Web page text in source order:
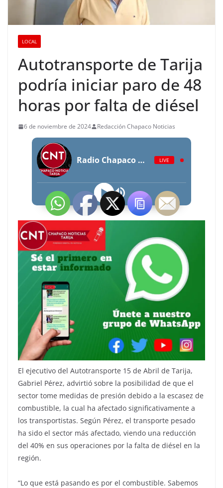
LOCAL
Autotransporte de Tarija
podría iniciar paro de 48
horas por falta de diésel
6 de noviembre de 2024 Redacción Chapaco Noticias
Radio Chapaco Noticias Las 24 horas en vivo LIVE
El ejecutivo del Autotransporte 15 de Abril de Tarija,
Gabriel Pérez, advirtió sobre la posibilidad de que el
sector tome medidas de presión debido a la escasez de
combustible, la cual ha afectado significativamente a
los transportistas. Según Pérez, el transporte pesado
ha sido el sector más afectado, viendo una reducción
del 40% en sus operaciones por la falta de diésel en la
región.
“Lo que está pasando es por el combustible. Sabemos